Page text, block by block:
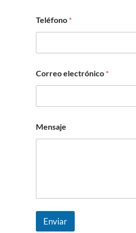
Teléfono *
Correo electrónico *
Mensaje
Enviar